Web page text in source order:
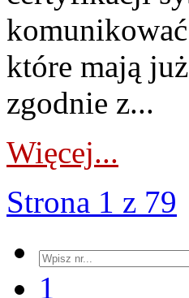
które mają
zgodnie z...
Więcej...
Strona 1 z 79
1